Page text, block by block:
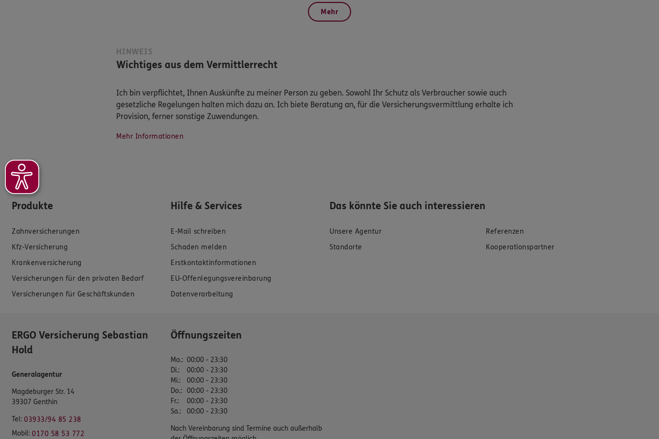
Mehr
HINWEIS
Wichtiges aus dem Vermittlerrecht
Ich bin verpflichtet, Ihnen Auskünfte zu meiner Person zu geben. Sowohl Ihr Schutz als Verbraucher sowie auch
gesetzliche Regelungen halten mich dazu an. Ich biete Beratung an, für die Versicherungsvermittlung erhalte ich
Provision, ferner sonstige Zuwendungen.
Mehr Informationen
Produkte
Zahnversicherungen
Kfz-Versicherung
Krankenversicherung
Versicherungen für den privaten Bedarf
Versicherungen für Geschäftskunden
Hilfe & Services
E-Mail schreiben
Schaden melden
Erstkontaktinformationen
EU-Offenlegungsvereinbarung
Datenverarbeitung
Das könnte Sie auch interessieren
Unsere Agentur
Referenzen
Standorte
Kooperationspartner
ERGO Versicherung Sebastian
Hold
Generalagentur
Magdeburger Str. 14
39307 Genthin
Tel: 03933/94 85 238
Mobil: 0170 58 53 772
Öffnungszeiten
Mo.: 00:00 - 23:30
Di.:
00:00 - 23:30
Mi.:
00:00 - 23:30
Do.: 00:00 - 23:30
Fr.:
00:00 - 23:30
Sa.: 00:00 - 23:30
Nach Vereinbarung sind Termine auch außerhalb